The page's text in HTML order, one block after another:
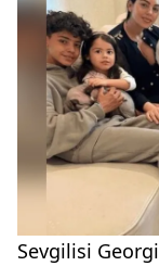
Sevgilisi